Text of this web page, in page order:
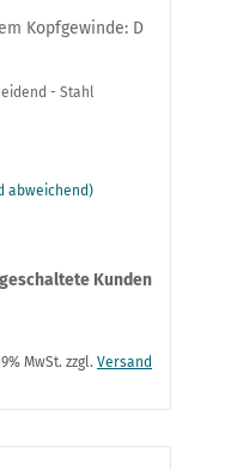
Kopfgewinde: D
- Stahl
abweichend)
Kunden
MwSt. zzgl. Versand